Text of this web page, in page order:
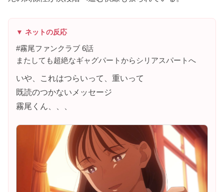
▼ ネットの反応
#霧尾ファンクラブ 6話
またしても超絶なギャグパートからシリアスパートへ
いや、これはつらいって、重いって
既読のつかないメッセージ
霧尾くん、、、